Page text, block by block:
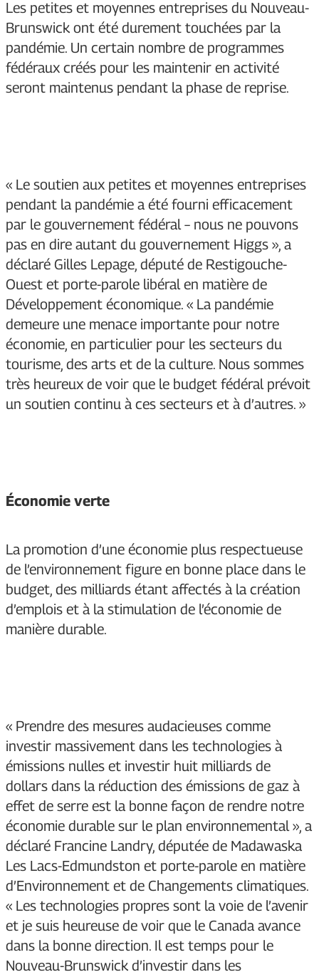
Les petites et moyennes entreprises du Nouveau-
Brunswick ont été durement touchées par la
pandémie. Un certain nombre de programmes
fédéraux créés pour les maintenir en activité
seront maintenus pendant la phase de reprise.
« Le soutien aux petites et moyennes entreprises
pendant la pandémie a été fourni efficacement
par le gouvernement fédéral – nous ne pouvons
pas en dire autant du gouvernement Higgs », a
déclaré Gilles Lepage, député de Restigouche-
Ouest et porte-parole libéral en matière de
Développement économique. « La pandémie
demeure une menace importante pour notre
économie, en particulier pour les secteurs du
tourisme, des arts et de la culture. Nous sommes
très heureux de voir que le budget fédéral prévoit
un soutien continu à ces secteurs et à d’autres. »
Économie verte
La promotion d’une économie plus respectueuse
de l’environnement figure en bonne place dans le
budget, des milliards étant affectés à la création
d’emplois et à la stimulation de l’économie de
manière durable.
« Prendre des mesures audacieuses comme
investir massivement dans les technologies à
émissions nulles et investir huit milliards de
dollars dans la réduction des émissions de gaz à
effet de serre est la bonne façon de rendre notre
économie durable sur le plan environnemental », a
déclaré Francine Landry, députée de Madawaska
Les Lacs-Edmundston et porte-parole en matière
d’Environnement et de Changements climatiques.
« Les technologies propres sont la voie de l’avenir
et je suis heureuse de voir que le Canada avance
dans la bonne direction. Il est temps pour le
Nouveau-Brunswick d’investir dans les